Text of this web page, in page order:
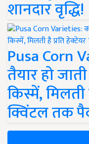
शानदार वृद्धि!
Pusa Corn
तैयार हो
किस्में, मिलती
क्विंटल तक